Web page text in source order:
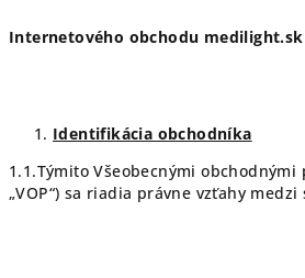
Internetového obchodu medilight.sk
Identifikácia obchodníka
1.1.Týmito Všeobecnými
„VOP“) sa riadia právne vzťahy medzi